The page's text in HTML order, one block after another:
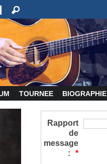
TOURNEE BIOGRAPHIE
Rapport
de
message
:
*